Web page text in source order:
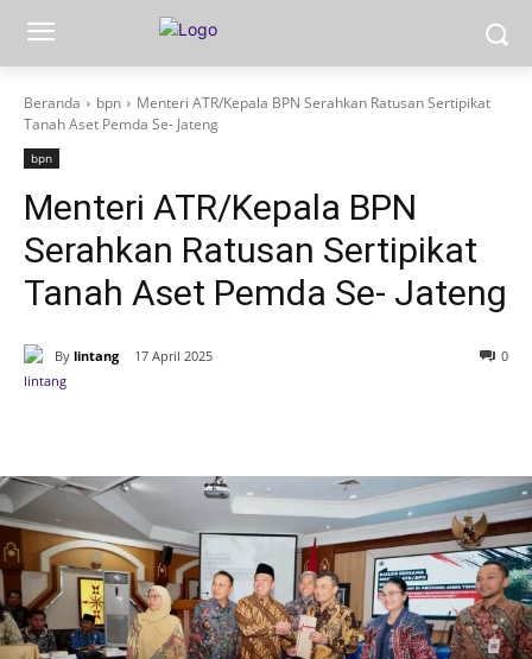
Beranda bpn
Menteri ATR/Kepala BPN Serahkan Ratusan Sertipikat
Tanah Aset Pemda Se- Jateng
bpn
Menteri ATR/Kepala BPN
Serahkan Ratusan Sertipikat
Tanah Aset Pemda Se- Jateng
By lintang 17 April 2025 0